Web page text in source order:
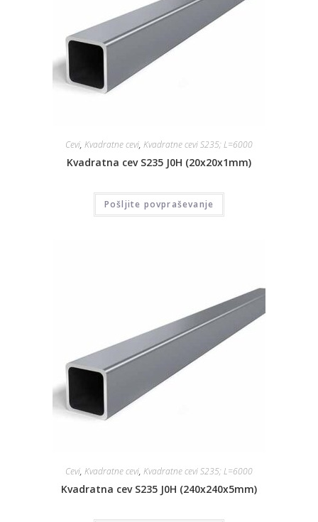
Cevi, Kvadratne cevi, Kvadratne cevi S235; L=6000
Kvadratna cev S235 J0H (20x20x1mm)
Pošljite povpraševanje
Cevi, Kvadratne cevi, Kvadratne cevi S235; L=6000
Kvadratna cev S235 J0H (240x240x5mm)